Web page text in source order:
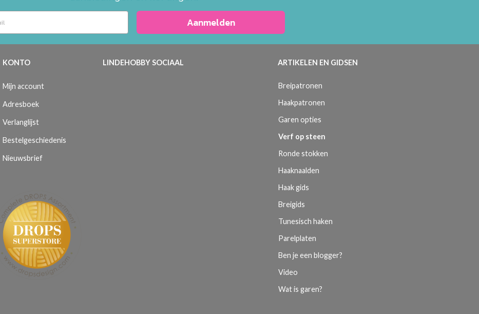
Aanmelden
KONTO
Mijn account
Adresboek
Verlanglijst
Bestelgeschiedenis
Nieuwsbrief
LINDEHOBBY SOCIAAL ARTIKELEN EN GIDSEN
Breipatronen
Haakpatronen
Garen opties
Verf op steen
Ronde stokken
Haaknaalden
Haak gids
Breigids
Tunesisch haken
Parelplaten
Ben je een blogger?
Video
Wat is garen?